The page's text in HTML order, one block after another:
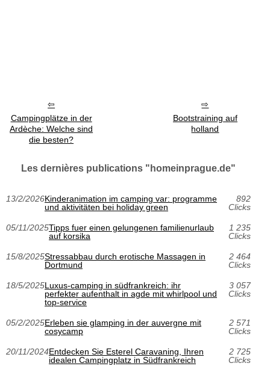
Campingplätze in der
Ardèche: Welche sind
die besten?
Bootstraining auf
holland
Les dernières publications "homeinprague.de"
13/2/2026Kinderanimation im camping var: programme
und aktivitäten bei holiday green
892
Clicks
05/11/2025Tipps fuer einen gelungenen familienurlaub
auf korsika
1 235
Clicks
15/8/2025Stressabbau durch erotische Massagen in
Dortmund
2 464
Clicks
18/5/2025Luxus-camping in südfrankreich: ihr
perfekter aufenthalt in agde mit whirlpool und
top-service
3 057
Clicks
05/2/2025Erleben sie glamping in der auvergne mit
cosycamp
2 571
Clicks
20/11/2024Entdecken Sie Esterel Caravaning, Ihren
idealen Campingplatz in Südfrankreich
2 725
Clicks